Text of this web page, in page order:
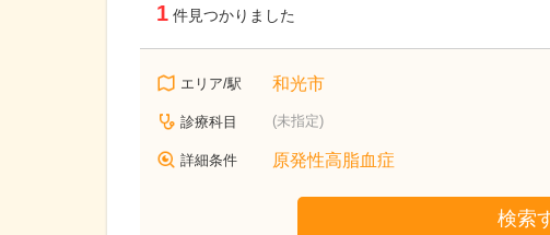
1 件見つかりました
エリア/駅 和光市
診療科目 (未指定)
詳細条件 原発性高脂血症
検索